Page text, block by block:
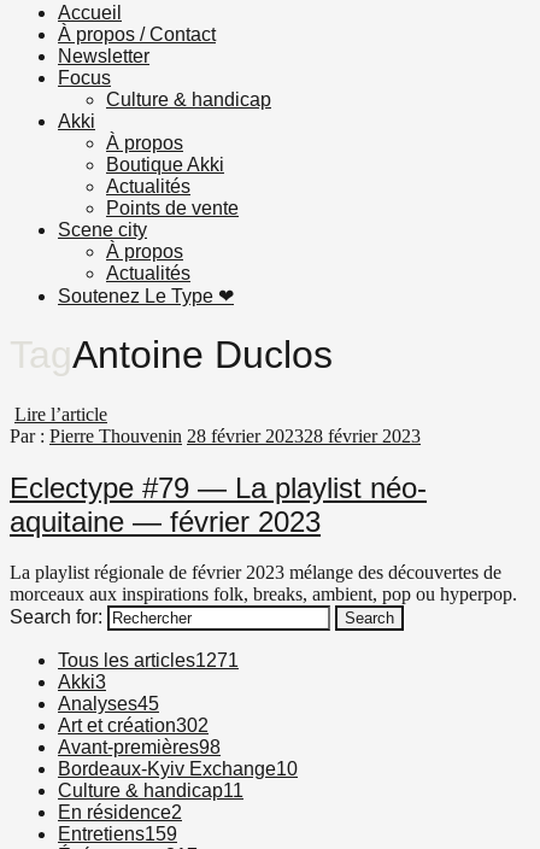
Accueil
À propos / Contact
Newsletter
Focus
Culture & handicap
Akki
À propos
Boutique Akki
Actualités
Points de vente
Scene city
À propos
Actualités
Soutenez Le Type ❤︎
TagAntoine Duclos
Lire l’article
Par : Pierre Thouvenin 28 février 202328 février 2023
Eclectype #79 — La playlist néo-
aquitaine — février 2023
La playlist régionale de février 2023 mélange des découvertes de
morceaux aux inspirations folk, breaks, ambient, pop ou hyperpop.
Search for:
Search
Tous les articles1271
Akki3
Analyses45
Art et création302
Avant-premières98
Bordeaux-Kyiv Exchange10
Culture & handicap11
En résidence2
Entretiens159